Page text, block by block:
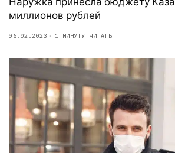
миллионов рублей
06.02.2023 1 МИНУТУ ЧИТАТЬ